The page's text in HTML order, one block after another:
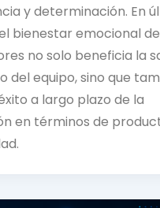
y determinación. En
bienestar emocional
no solo beneficia la
del equipo, sino que
a largo plazo de la
en términos de